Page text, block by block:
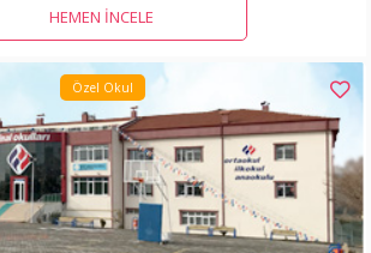
HEMEN İNCELE
Özel Okul